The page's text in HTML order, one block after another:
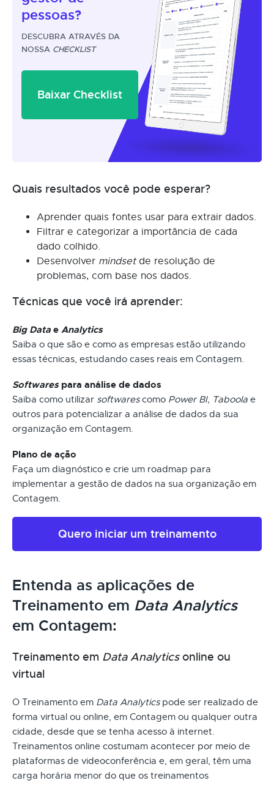
pessoas?
DESCUBRA ATRAVÉS DA
NOSSA CHECKLIST
Baixar Checklist
Quais resultados você pode esperar?
Aprender quais fontes usar para extrair dados.
Filtrar e categorizar a importância de cada
dado colhido.
Desenvolver mindsetde resolução de
problemas, com base nos dados.
Técnicas que você irá aprender:
Big Data e Analytics
Saiba o que são e como as empresas estão utilizando
essas técnicas, estudando cases reais em Contagem.
Softwarespara análise de dados
Saiba como utilizar softwarescomo Power BI, Taboola e
outros para potencializar a análise de dados da sua
organização em Contagem.
Plano de ação
Faça um diagnóstico e crie um roadmap para
implementar a gestão de dados na sua organização em
Contagem.
Quero iniciar um treinamento
Entenda as aplicações de
Treinamento em Data Analytics
em Contagem:
Treinamento em Data Analyticsonline ou
virtual
O Treinamento em Data Analyticspode ser realizado de
forma virtual ou online, em Contagem ou qualquer outra
cidade, desde que se tenha acesso à internet.
Treinamentos online costumam acontecer por meio de
plataformas de videoconferência e, em geral, têm uma
carga horária menor do que os treinamentos